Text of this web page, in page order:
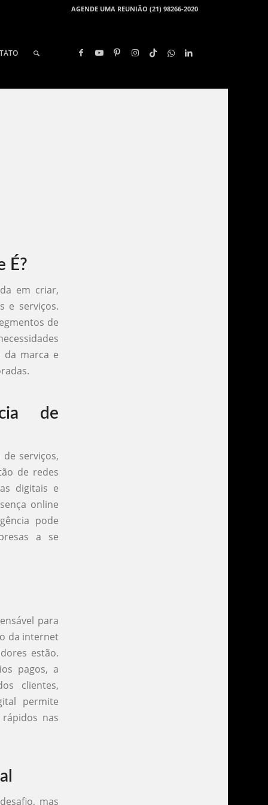
AGENDE UMA REUNIÃO (21) 98266-2020
É?
em criar,
e serviços.
de
da marca e
de
serviços,
de redes
digitais e
online
pode
a se
para
da internet
estão.
pagos, a
clientes,
permite
nas
mas